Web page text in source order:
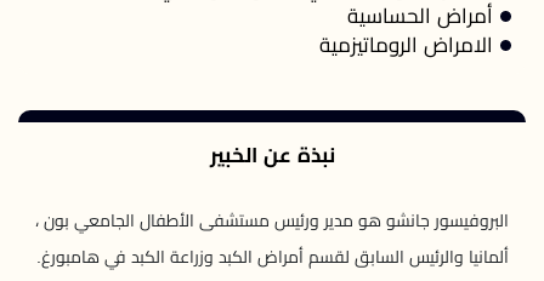
أمراض الحساسية
الامراض الروماتيزمية
نبذة عن الخبير
البروفيسور جانشو هو مدير ورئيس مستشفى الأطفال الجامعي بون ،
ألمانيا والرئيس السابق لقسم أمراض الكبد وزراعة الكبد في هامبورغ.